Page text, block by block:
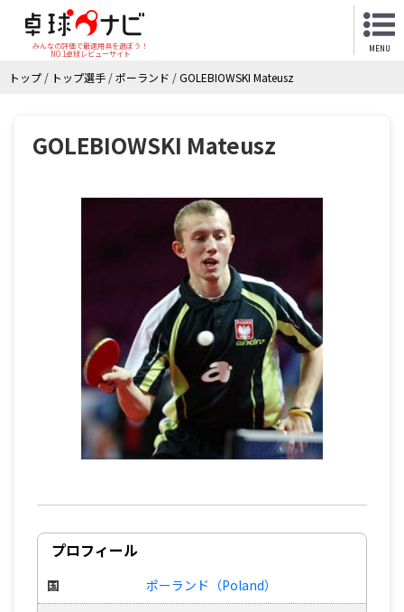
みんなの評価で最適用具を選ぼう！
NO.1卓球レビューサイト
MENU
トップ / トップ選手 /ポーランド /GOLEBIOWSKI Mateusz
GOLEBIOWSKI Mateusz
プロフィール
国 ポーランド（Poland）